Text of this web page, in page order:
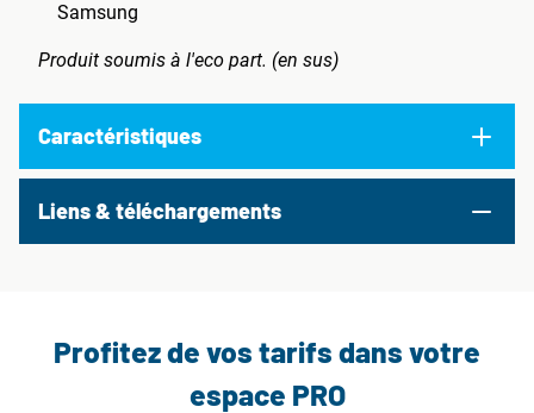
Samsung
Produit soumis à l'eco part. (en sus)
Caractéristiques
Liens & téléchargements
Profitez de vos tarifs dans votre
espace PRO